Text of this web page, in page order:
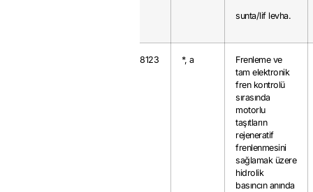
sunta/lif levha.
0.8123 *, a
Frenleme ve
tam elektronik
fren kontrolü
sırasında
motorlu
taşıtların
rejeneratif
frenlenmesini
sağlamak üzere
hidrolik
basıncın anında